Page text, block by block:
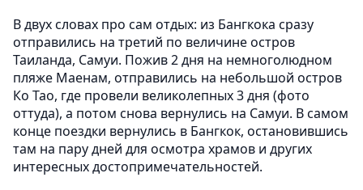
В двух словах про сам отдых: из Бангкока сразу
отправились на третий по величине остров
Таиланда, Самуи. Пожив 2 дня на немноголюдном
пляже Маенам, отправились на небольшой остров
Ко Тао, где провели великолепных 3 дня (фото
оттуда), а потом снова вернулись на Самуи. В самом
конце поездки вернулись в Бангкок, остановившись
там на пару дней для осмотра храмов и других
интересных достопримечательностей.